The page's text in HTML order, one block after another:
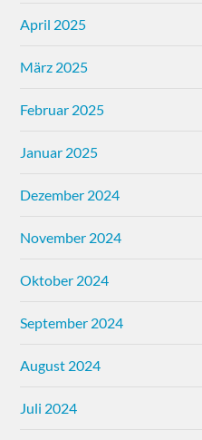
April 2025
März 2025
Februar 2025
Januar 2025
Dezember 2024
November 2024
Oktober 2024
September 2024
August 2024
Juli 2024